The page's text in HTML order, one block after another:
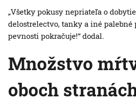
„Všetky pokusy nepriateľa o
delostrelectvo, tanky a iné palebné
pevnosti pokračuje!“ dodal.
Množstvo
oboch